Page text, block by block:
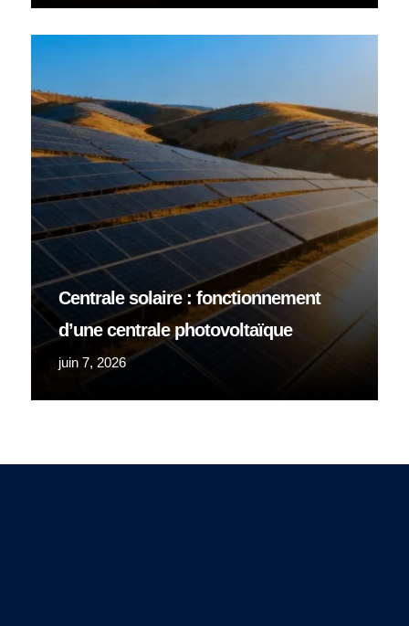
Centrale solaire : fonctionnement
d’une centrale photovoltaïque
juin 7, 2026